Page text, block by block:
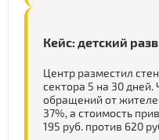
Кейс: детский
Центр разместил
сектора 5 на 30
обращений от
37%, а стоимость
195 руб. против 620